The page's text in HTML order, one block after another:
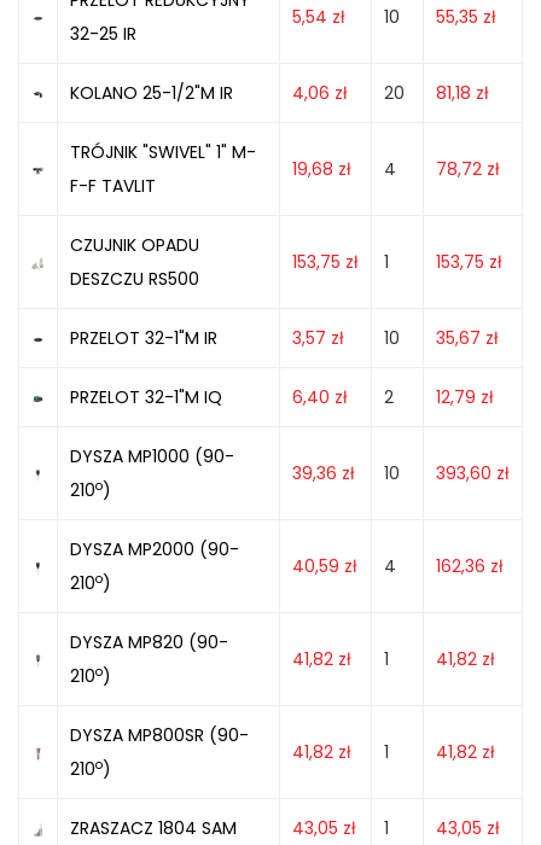
32-25 IR
5,54 zł 10 55,35 zł
KOLANO 25-1/2"M IR 4,06 zł 20 81,18 zł
TRÓJNIK "SWIVEL" 1" M-
F-F TAVLIT
19,68 zł 4 78,72 zł
CZUJNIK OPADU
DESZCZU RS500
153,75 zł 1 153,75 zł
PRZELOT 32-1"M IR 3,57 zł 10 35,67 zł
PRZELOT 32-1"M IQ 6,40 zł 2 12,79 zł
DYSZA MP1000 (90-
210o)
39,36 zł 10 393,60 zł
DYSZA MP2000 (90-
210o)
40,59 zł 4 162,36 zł
DYSZA MP820 (90-
210o)
41,82 zł 1 41,82 zł
DYSZA MP800SR (90-
210o)
41,82 zł 1 41,82 zł
ZRASZACZ 1804 SAM 43,05 zł 1 43,05 zł